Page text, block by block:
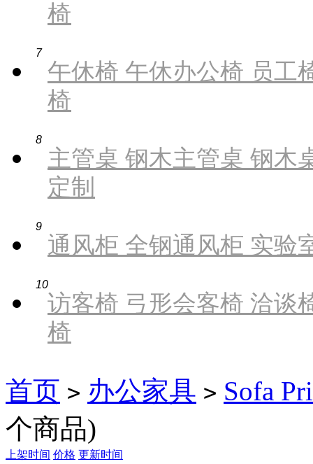
椅
7
午休椅 午休办公椅 员工
椅
8
主管桌 钢木主管桌 钢木
定制
9
通风柜 全钢通风柜 实验
10
访客椅 弓形会客椅 洽谈
椅
首页 > 办公家具 > Sofa
个商品)
上架时间 价格 更新时间